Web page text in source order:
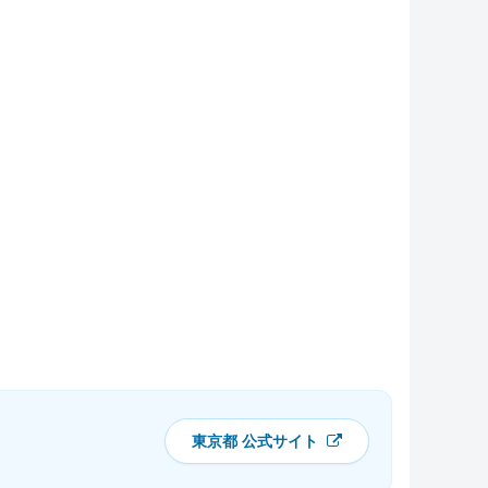
東京都 公式サイト